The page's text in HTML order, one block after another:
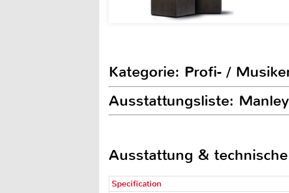
Kategorie: Profi- /
Ausstattungsliste:
Ausstattung &
Specification